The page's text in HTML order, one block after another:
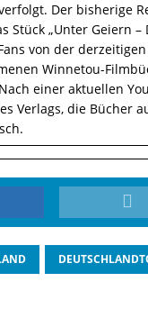
Der bisherige
Stück „Unter Geiern
von der
Winnetou-
einer aktuellen
Verlags, die Bücher